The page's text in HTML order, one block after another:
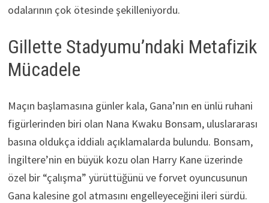
odalarının çok ötesinde şekilleniyordu.
Gillette Stadyumu’ndaki Metafizik
Mücadele
Maçın başlamasına günler kala, Gana’nın en ünlü ruhani
figürlerinden biri olan Nana Kwaku Bonsam, uluslararası
basına oldukça iddialı açıklamalarda bulundu. Bonsam,
İngiltere’nin en büyük kozu olan Harry Kane üzerinde
özel bir “çalışma” yürüttüğünü ve forvet oyuncusunun
Gana kalesine gol atmasını engelleyeceğini ileri sürdü.